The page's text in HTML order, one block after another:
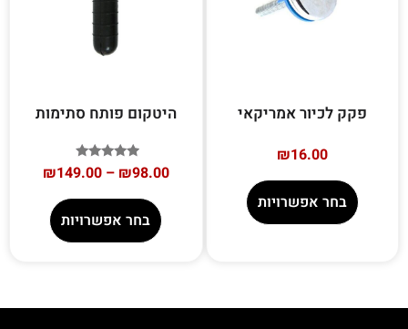
פקק לכיור אמריקאי
₪16.00
בחר אפשרויות
היטקום פותח סתימות
דורג
5.00
₪98.00
–
₪149.00
בחר אפשרויות